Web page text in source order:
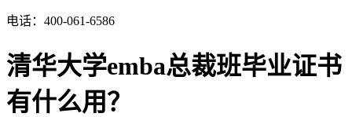
电话：400-061-6586
清华大学emba总裁班毕业证书
有什么用？